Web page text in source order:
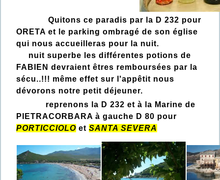
Quitons ce paradis par la D 232 pour
ORETA et le parking ombragé de son église
qui nous accueilleras pour la nuit.
nuit superbe les différentes potions de
FABIEN devraient êtres remboursées par la
sécu..!!! même effet sur l'appêtit nous
dévorons notre petit déjeuner.
reprenons la D 232 et à la Marine de
PIETRACORBARA à gauche D 80 pour
PORTICCIOLO et SANTA SEVERA